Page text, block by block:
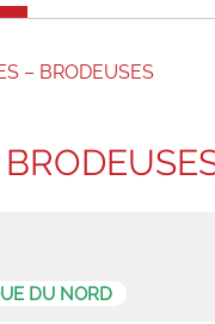
– BRODEUSES
DU NORD